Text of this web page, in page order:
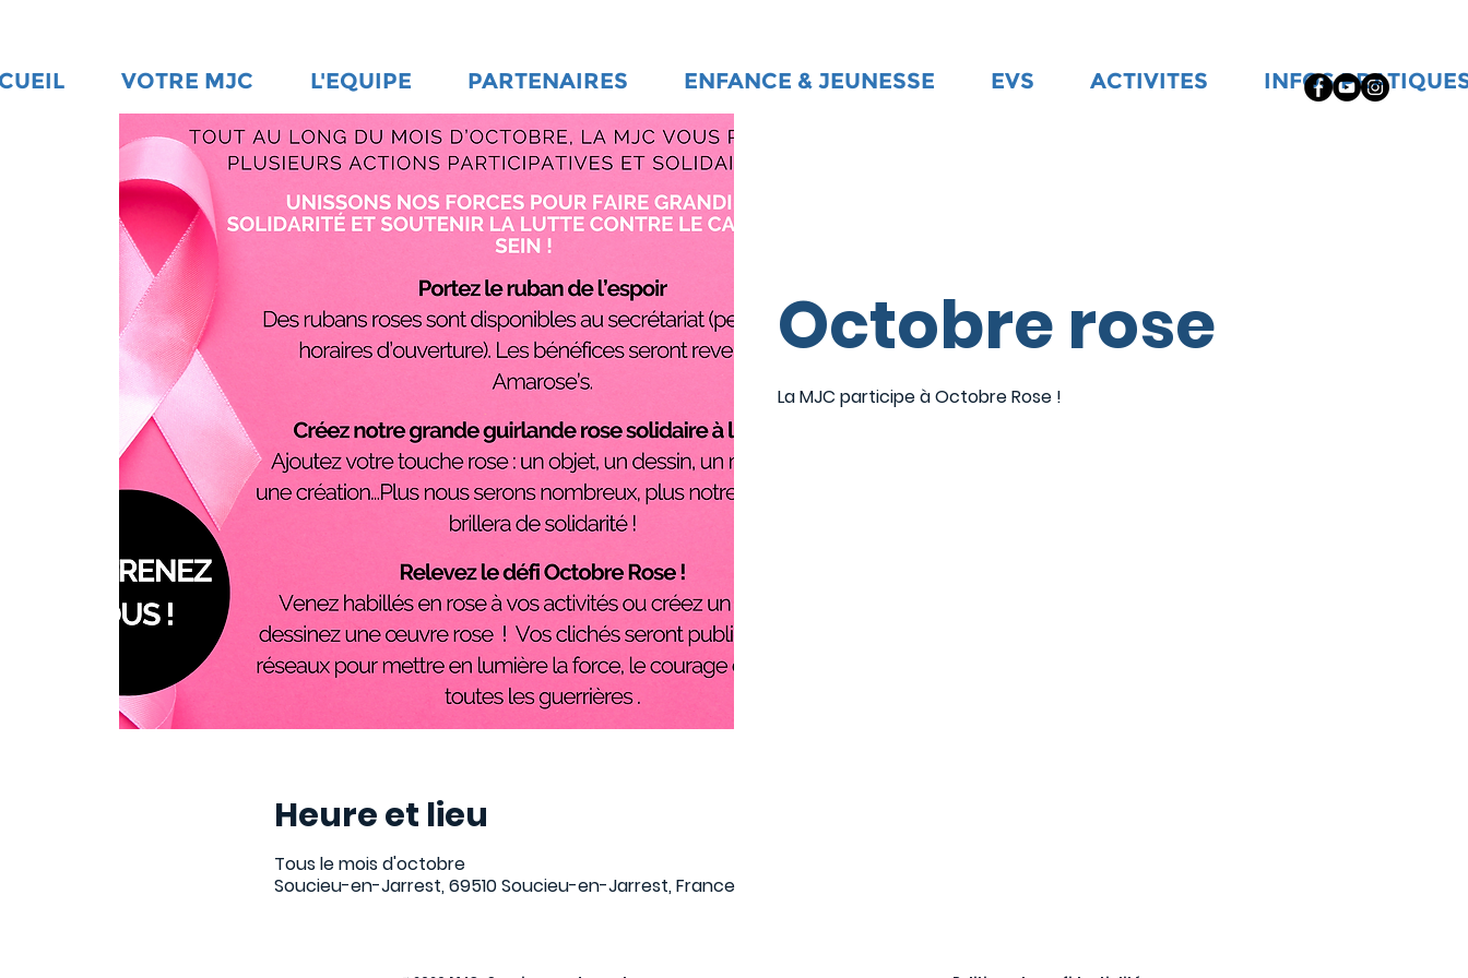
VOTRE MJC L'EQUIPE PARTENAIRES ENFANCE & JEUNESSE EVS ACTIVITES INFOS
Octobre rose
La MJC participe à Octobre Rose !
Heure et lieu
Tous le mois d'octobre
Soucieu-en-Jarrest, 69510 Soucieu-en-Jarrest, France